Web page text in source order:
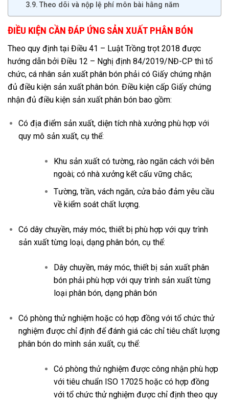
Theo dõi và nộp lệ phí môn bài hằng năm
ĐIỀU KIỆN CẦN ĐÁP ỨNG SẢN XUẤT PHÂN BÓN
Theo quy định tại Điều 41 – Luật Trồng trọt 2018 được
hướng dẫn bởi Điều 12 – Nghị định 84/2019/NĐ-CP thì tổ
chức, cá nhân sản xuất phân bón phải có Giấy chứng nhận
đủ điều kiện sản xuất phân bón. Điều kiện cấp Giấy chứng
nhận đủ điều kiện sản xuất phân bón bao gồm:
Có địa điểm sản xuất, diện tích nhà xưởng phù hợp với
quy mô sản xuất, cụ thể:
Khu sản xuất có tường, rào ngăn cách với bên
ngoài; có nhà xưởng kết cấu vững chắc;
Tường, trần, vách ngăn, cửa bảo đảm yêu cầu
về kiểm soát chất lượng.
Có dây chuyền, máy móc, thiết bị phù hợp với quy trình
sản xuất từng loại, dạng phân bón, cụ thể:
Dây chuyền, máy móc, thiết bị sản xuất phân
bón phải phù hợp với quy trình sản xuất từng
loại phân bón, dạng phân bón
Có phòng thử nghiệm hoặc có hợp đồng với tổ chức thử
nghiệm được chỉ định để đánh giá các chỉ tiêu chất lượng
phân bón do mình sản xuất, cụ thể:
Có phòng thử nghiệm được công nhận phù hợp
với tiêu chuẩn ISO 17025 hoặc có hợp đồng
với tổ chức thử nghiệm được chỉ định theo quy